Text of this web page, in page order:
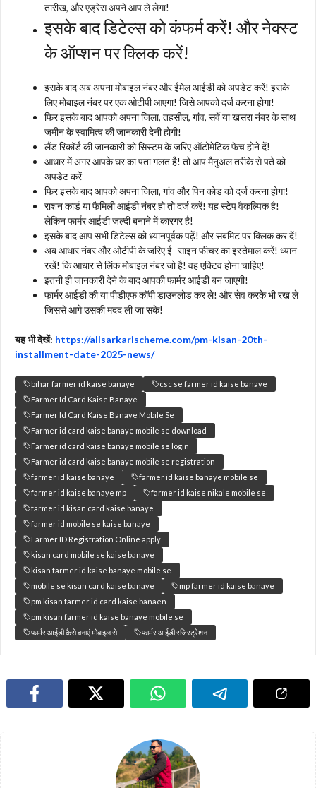
तारीख, और एड्रेस अपने आप ले लेगा!
इसके बाद डिटेल्स को कंफर्म करें! और नेक्स्ट
के ऑप्शन पर क्लिक करें!
इसके बाद अब अपना मोबाइल नंबर और ईमेल आईडी को अपडेट करें! इसके
लिए मोबाइल नंबर पर एक ओटीपी आएगा! जिसे आपको दर्ज करना होगा!
फिर इसके बाद आपको अपना जिला, तहसील, गांव, सर्वे या खसरा नंबर के साथ
जमीन के स्वामित्व की जानकारी देनी होगी!
लैंड रिकॉर्ड की जानकारी को सिस्टम के जरिए ऑटोमेटिक फेच होने दें!
आधार में अगर आपके घर का पता गलत है! तो आप मैनुअल तरीके से पते को
अपडेट करें
फिर इसके बाद आपको अपना जिला, गांव और पिन कोड को दर्ज करना होगा!
राशन कार्ड या फैमिली आईडी नंबर हो तो दर्ज करें! यह स्टेप वैकल्पिक है!
लेकिन फार्मर आईडी जल्दी बनाने में कारगर है!
इसके बाद आप सभी डिटेल्स को ध्यानपूर्वक पढ़ें! और सबमिट पर क्लिक कर दें!
अब आधार नंबर और ओटीपी के जरिए ई -साइन फीचर का इस्तेमाल करें! ध्यान
रखें! कि आधार से लिंक मोबाइल नंबर जो है! वह एक्टिव होना चाहिए!
इतनी ही जानकारी देने के बाद आपकी फार्मर आईडी बन जाएगी!
फार्मर आईडी की या पीडीएफ कॉपी डाउनलोड कर ले! और सेव करके भी रख ले
जिससे आगे उसकी मदद ली जा सके!
यह भी देखें: https://allsarkarischeme.com/pm-kisan-20th-
installment-date-2025-news/
bihar farmer id kaise banaye
csc se farmer id kaise banaye
Farmer Id Card Kaise Banaye
Farmer Id Card Kaise Banaye Mobile Se
Farmer id card kaise banaye mobile se download
Farmer id card kaise banaye mobile se login
Farmer id card kaise banaye mobile se registration
farmer id kaise banaye
farmer id kaise banaye mobile se
farmer id kaise banaye mp
farmer id kaise nikale mobile se
farmer id kisan card kaise banaye
farmer id mobile se kaise banaye
Farmer ID Registration Online apply
kisan card mobile se kaise banaye
kisan farmer id kaise banaye mobile se
mobile se kisan card kaise banaye
mp farmer id kaise banaye
pm kisan farmer id card kaise banaen
pm kisan farmer id kaise banaye mobile se
फार्मर आईडी कैसे बनाएं मोबाइल से
फार्मर आईडी रजिस्ट्रेशन